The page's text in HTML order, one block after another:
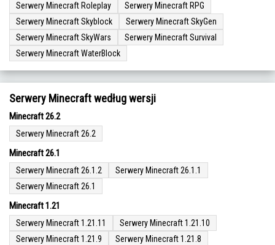
Serwery Minecraft Roleplay
Serwery Minecraft RPG
Serwery Minecraft Skyblock
Serwery Minecraft SkyGen
Serwery Minecraft SkyWars
Serwery Minecraft Survival
Serwery Minecraft WaterBlock
Serwery Minecraft według wersji
Minecraft 26.2
Serwery Minecraft 26.2
Minecraft 26.1
Serwery Minecraft 26.1.2
Serwery Minecraft 26.1.1
Serwery Minecraft 26.1
Minecraft 1.21
Serwery Minecraft 1.21.11
Serwery Minecraft 1.21.10
Serwery Minecraft 1.21.9
Serwery Minecraft 1.21.8